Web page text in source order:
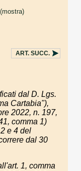
(mostra)
ART. SUCC.
dal D. Lgs.
Cartabia"),
2022, n. 197,
comma 1)
e 4 del
dal 30
1, comma